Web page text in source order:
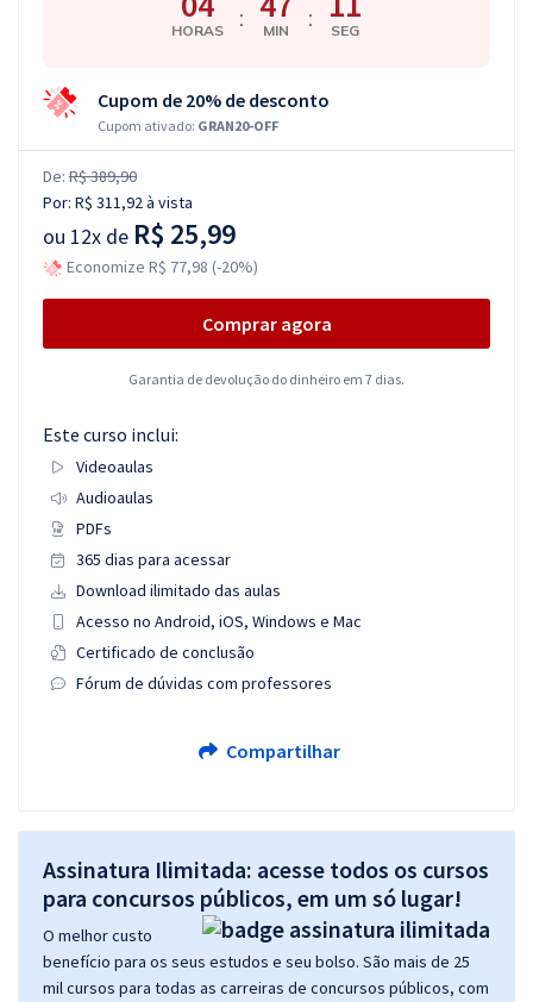
HORAS : MIN : SEG
Cupom de 20% de desconto
Cupom ativado: GRAN20-OFF
De: R$ 389,90
Por: R$ 311,92à vista
ou 12x de R$ 25,99
Economize R$ 77,98 (-20%)
Comprar agora
Garantia de devolução do dinheiro em 7 dias.
Este curso inclui:
Videoaulas
Audioaulas
PDFs
365 dias para acessar
Download ilimitado das aulas
Acesso no Android, iOS, Windows e Mac
Certificado de conclusão
Fórum de dúvidas com professores
Compartilhar
Assinatura Ilimitada: acesse todos os cursos
para concursos públicos, em um só lugar!
O melhor custo
benefício para os seus estudos e seu bolso. São mais de 25
mil cursos para todas as carreiras de concursos públicos, com